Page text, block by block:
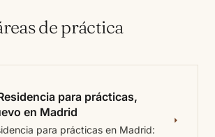
de práctica
para prácticas,
en Madrid
para prácticas en Madrid: